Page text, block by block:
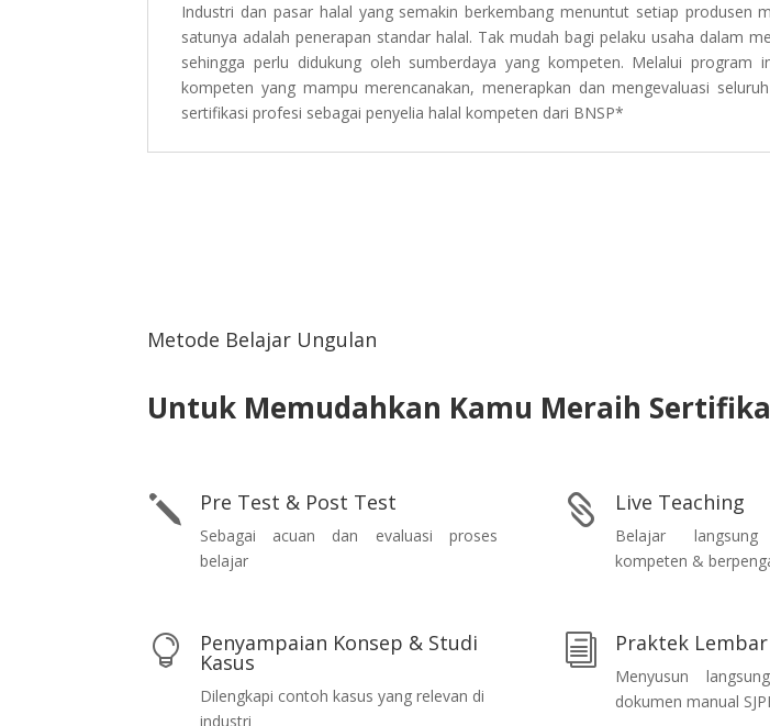
Industri dan pasar halal yang semakin berkembang menuntut setiap produsen
satunya adalah penerapan standar halal. Tak mudah bagi pelaku usaha dalam
sehingga perlu didukung oleh sumberdaya yang kompeten. Melalui program
kompeten yang mampu merencanakan, menerapkan dan mengevaluasi
sertifikasi profesi sebagai penyelia halal kompeten dari BNSP*
Metode Belajar Ungulan
Untuk Memudahkan Kamu Meraih
j Pre Test & Post Test
Sebagai acuan dan evaluasi proses
belajar
 Live Teaching
Belajar
kompeten &
 Penyampaian Konsep & Studi
Kasus
Dilengkapi contoh kasus yang relevan di
industri
i Praktek
Menyusun
dokumen manual